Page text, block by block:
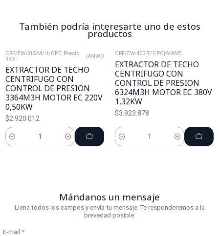
También podría interesarte uno de estos
productos
CRF/EW-315-M/H/CPC Precio
lista:
|ANWO
EXTRACTOR DE TECHO
CENTRIFUGO CON
CONTROL DE PRESION
3364M3H MOTOR EC 220V
0,50KW
$2.920.012
Cantidad
CRF/EW-400-T/CPC ANWO
EXTRACTOR DE TECHO
CENTRIFUGO CON
CONTROL DE PRESION
6324M3H MOTOR EC 380V
1,32KW
$3.923.878
Cantidad
Mándanos un mensaje
Llena todos los campos y envía tu mensaje. Te responderemos a la
brevedad posible.
E-mail *